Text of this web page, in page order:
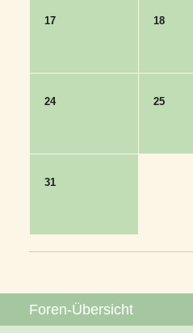
17 18
24 25
31
Foren-Übersicht